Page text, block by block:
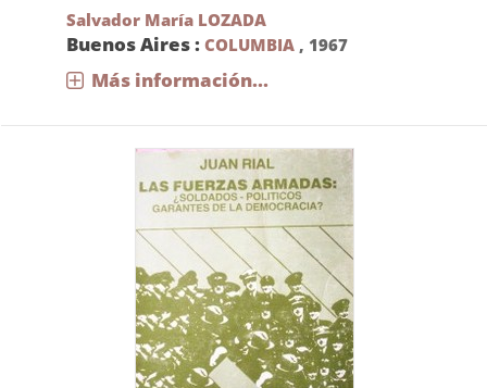
Salvador María LOZADA
Buenos Aires : COLUMBIA, 1967
Más información...